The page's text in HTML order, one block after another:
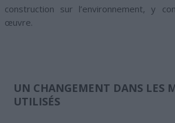
construction sur l’environnement, y
œuvre.
UN CHANGEMENT DANS LES
UTILISÉS